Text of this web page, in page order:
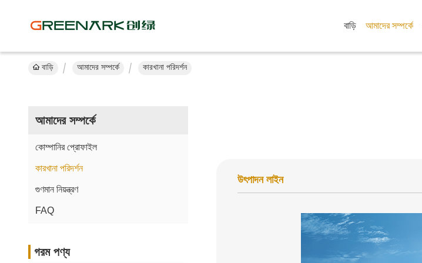
বাড়ি আমাদের সম্পর্কে
বাড়ি আমাদের সম্পর্কে কারখানা পরিদর্শন
আমাদের সম্পর্কে
কোম্পানির প্রোফাইল
কারখানা পরিদর্শন
গুণমান নিয়ন্ত্রণ
FAQ
গরম পণ্য
উৎপাদন লাইন